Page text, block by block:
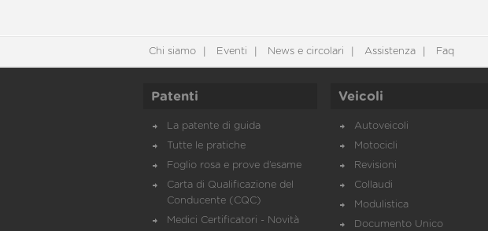
Chi siamo Eventi News e circolari Assistenza Faq
Patenti
La patente di guida
Tutte le pratiche
Foglio rosa e prove d’esame
Carta di Qualificazione del
Conducente (CQC)
Medici Certificatori - Novità
Veicoli
Autoveicoli
Motocicli
Revisioni
Collaudi
Modulistica
Documento Unico